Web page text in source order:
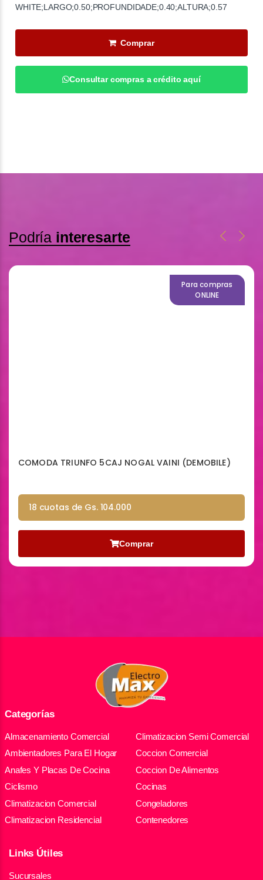
WHITE;LARGO;0.50;PROFUNDIDADE;0.40;ALTURA;0.57
Comprar
Consultar compras a crédito aquí
Podría interesarte
Para compras
ONLINE
COMODA TRIUNFO 5CAJ NOGAL VAINI (DEMOBILE)
18 cuotas de Gs. 104.000
Comprar
Categorías
Almacenamiento Comercial
Ambientadores Para El Hogar
Anafes Y Placas De Cocina
Ciclismo
Climatizacion Comercial
Climatizacion Residencial
Climatizacion Semi Comercial
Coccion Comercial
Coccion De Alimentos
Cocinas
Congeladores
Contenedores
Links Útiles
Sucursales